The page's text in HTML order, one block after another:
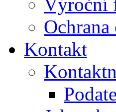
Kontakt